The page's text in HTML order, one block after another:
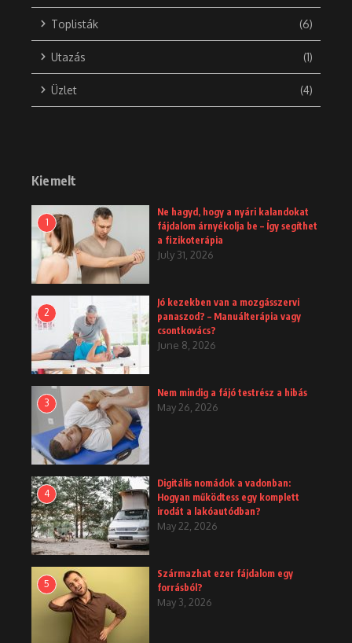
Toplisták (6)
Utazás (1)
Üzlet (4)
Kiemelt
1
Ne hagyd, hogy a nyári kalandokat
fájdalom árnyékolja be – Így segíthet
a fizikoterápia
July 31, 2026
2
Jó kezekben van a mozgásszervi
panaszod? – Manuálterápia vagy
csontkovács?
June 8, 2026
3
Nem mindig a fájó testrész a hibás
May 26, 2026
4
Digitális nomádok a vadonban:
Hogyan működtess egy komplett
irodát a lakóautódban?
May 22, 2026
5
Származhat ezer fájdalom egy
forrásból?
May 3, 2026